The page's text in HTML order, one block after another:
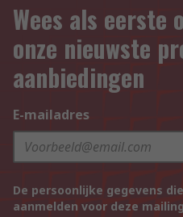
Wees als eerste
onze nieuwste
aanbiedingen
E-mailadres
De persoonlijke gegevens
aanmelden voor deze